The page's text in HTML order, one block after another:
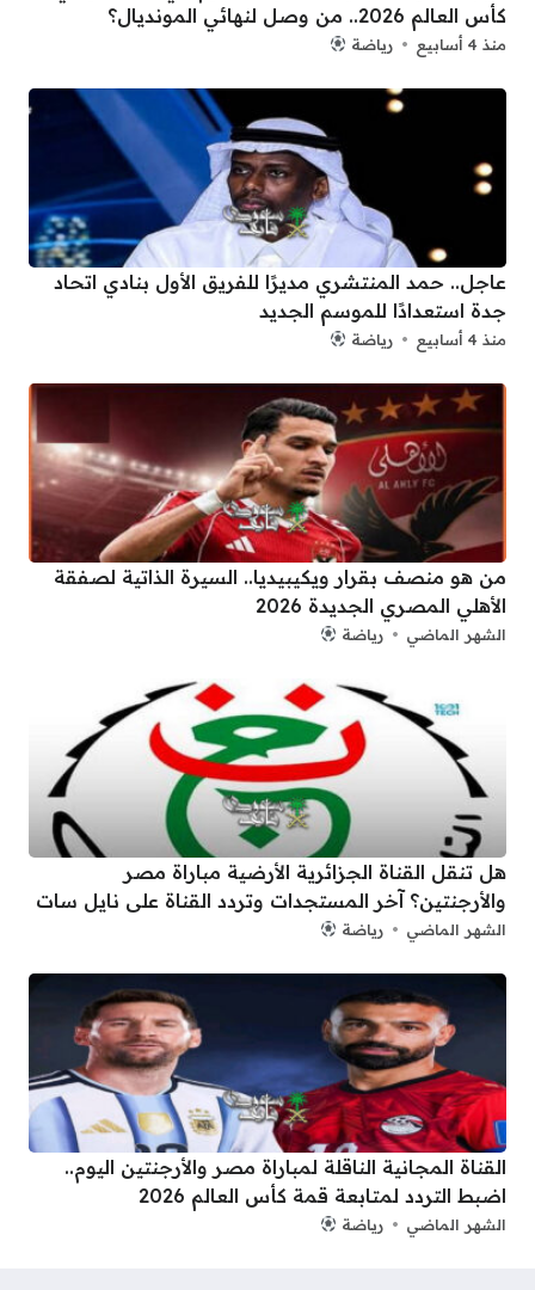
كأس العالم 2026.. من وصل لنهائي المونديال؟
منذ 4 أسابيع رياضة
عاجل.. حمد المنتشري مديرًا للفريق الأول بنادي اتحاد
جدة استعدادًا للموسم الجديد
منذ 4 أسابيع رياضة
من هو منصف بقرار ويكيبيديا.. السيرة الذاتية لصفقة
الأهلي المصري الجديدة 2026
الشهر الماضي رياضة
هل تنقل القناة الجزائرية الأرضية مباراة مصر
والأرجنتين؟ آخر المستجدات وتردد القناة على نايل سات
الشهر الماضي رياضة
القناة المجانية الناقلة لمباراة مصر والأرجنتين اليوم..
اضبط التردد لمتابعة قمة كأس العالم 2026
الشهر الماضي رياضة